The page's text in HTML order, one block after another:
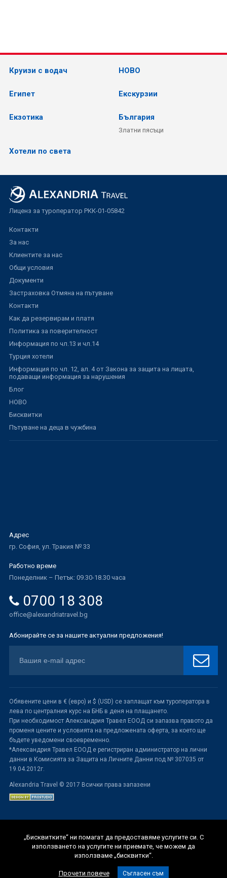
Круизи с водач НОВО
Египет Екскурзии
Екзотика България
Златни пясъци
Хотели по света
Лиценз за туроператор РКК-01-05842
Контакти
За нас
Клиентите за нас
Общи условия
Документи
Застраховка Отмяна на пътуване
Контакти
Как да резервирам и платя
Политика за поверителност
Информация по чл.13 и чл.14
Турция хотели
Информация по чл. 12, ал. 4 от Закона за защита на лицата,
подаващи информация за нарушения
Блог
НОВО
Бисквитки
Пътуване на деца в чужбина
Адрес
гр. София, ул. Тракия № 33
Работно време
Понеделник – Петък: 09.30-18.30 часа
0700 18 308
office@alexandriatravel.bg
Абонирайте се за нашите актуални предложения!
Обявените цени в € (евро) и $ (USD) се заплащат към туроператора в
лева по централния курс на БНБ в деня на плащането.
При необходимост Александрия Травел ЕООД си запазва правото да
променя цените и условията на предложената оферта, за което ще
бъдете уведомени своевременно.
*Александрия Травел ЕООД е регистриран администратор на лични
данни в Комисията за Защита на Личните Данни под № 307035 от
19.04.2012г.
Alexandria Travel © 2017 Всички права запазени
„Бисквитките“ ни помагат да предоставяме услугите си. С
използването на услугите ни приемате, че можем да
използваме „бисквитки“.
Прочети повече Съгласен съм